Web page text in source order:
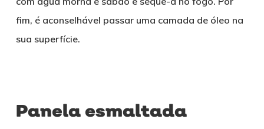
fim, é aconselhável passar uma camada de óleo na
sua superfície.
Panela esmaltada